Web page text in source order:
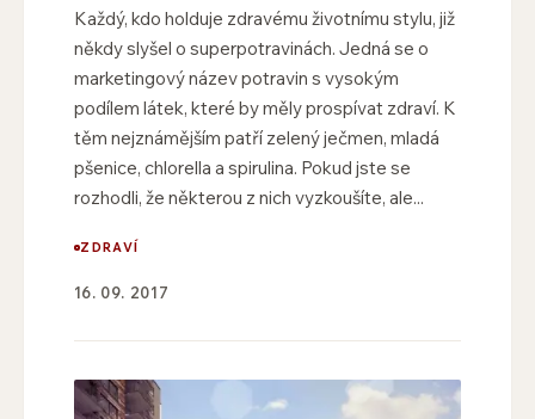
Každý, kdo holduje zdravému životnímu stylu, již
někdy slyšel o superpotravinách. Jedná se o
marketingový název potravin s vysokým
podílem látek, které by měly prospívat zdraví. K
těm nejznámějším patří zelený ječmen, mladá
pšenice, chlorella a spirulina. Pokud jste se
rozhodli, že některou z nich vyzkoušíte, ale...
ZDRAVÍ
16. 09. 2017